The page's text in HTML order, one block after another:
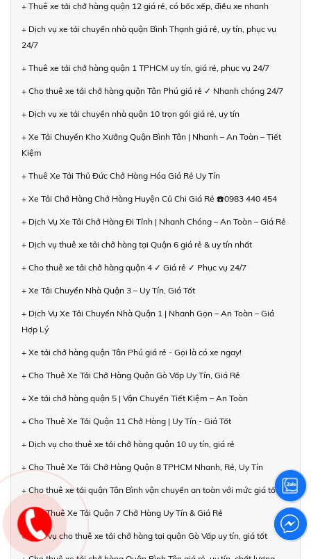
+ Thuê xe tải chở hàng quận 12 giá rẻ, có bốc xếp, điều xe nhanh
+ Dịch vụ xe tải chuyển nhà quận Bình Thạnh giá rẻ, uy tín, phục vụ
24/7
+ Thuê xe tải chở hàng quận 1 TPHCM uy tín, giá rẻ, phục vụ 24/7
+ Cho thuê xe tải chở hàng quận Tân Phú giá rẻ ✓ Nhanh chóng 24/7
+ Dịch vụ xe tải chuyển nhà quận 10 trọn gói giá rẻ, uy tín
+ Xe Tải Chuyển Kho Xưởng Quận Bình Tân | Nhanh – An Toàn – Tiết
Kiệm
+ Thuê Xe Tải Thủ Đức Chở Hàng Hóa Giá Rẻ Uy Tín
+ Xe Tải Chở Hàng Chở Hàng Huyện Củ Chi Giá Rẻ ☎️0983 440 454
+ Dịch Vụ Xe Tải Chở Hàng Đi Tỉnh | Nhanh Chóng – An Toàn – Giá Rẻ
+ Dịch vụ thuê xe tải chở hàng tại Quận 6 giá rẻ & uy tín nhất
+ Cho thuê xe tải chở hàng quận 4 ✓ Giá rẻ ✓ Phục vụ 24/7
+ Xe Tải Chuyển Nhà Quận 3 – Uy Tín, Giá Tốt
+ Dịch Vụ Xe Tải Chuyển Nhà Quận 1 | Nhanh Gọn – An Toàn – Giá
Hợp Lý
+ Xe tải chở hàng quận Tân Phú giá rẻ - Gọi là có xe ngay!
+ Cho Thuê Xe Tải Chở Hàng Quận Gò Vấp Uy Tín, Giá Rẻ
+ Xe tải chở hàng quận 5 | Vận Chuyển Tiết Kiệm – An Toàn
+ Cho Thuê Xe Tải Quận 11 Chở Hàng | Uy Tín - Giá Tốt
+ Dịch vụ cho thuê xe tải chở hàng quận 10 uy tín, giá rẻ
+ Cho Thuê Xe Tải Chở Hàng Quận 8 TPHCM Nhanh, Rẻ, Uy Tín
+ Cho thuê xe tải quận Tân Bình vận chuyển an toàn với mức giá tốt
+ Cho Thuê Xe Tải Quận 7 Chở Hàng Uy Tín & Giá Rẻ
+ Dịch vụ cho thuê xe tải chở hàng tại quận Gò Vấp uy tín, giá tốt